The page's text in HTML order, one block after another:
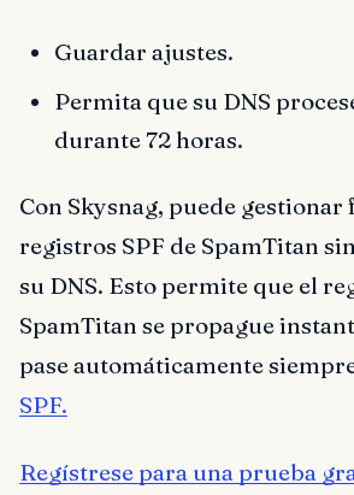
Guardar ajustes.
Permita que su DNS
durante 72 horas.
Con Skysnag, puede
registros SPF de SpamTitan
su DNS. Esto permite que el
SpamTitan se propague
pase automáticamente
SPF.
Regístrese para una prueba